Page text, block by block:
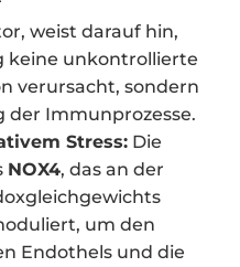
weist darauf hin,
keine unkontrollierte
verursacht, sondern
der Immunprozesse.
Stress: Die
NOX4, das an der
um den
Endothels und die